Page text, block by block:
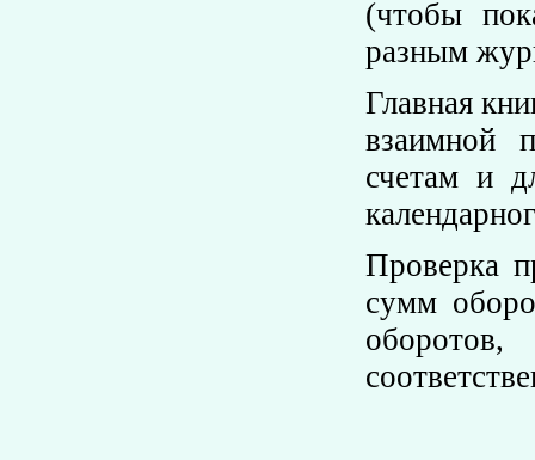
(чтобы
разным
Главная
взаимной
счетам и
Проверка
сумм